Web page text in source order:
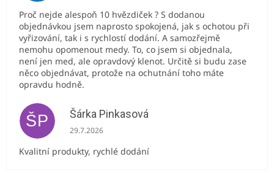
Proč nejde alespoň 10 hvězdiček ? S dodanou
objednávkou jsem naprosto spokojená, jak s ochotou při
vyřizování, tak i s rychlostí dodání. A samozřejmě
nemohu opomenout medy. To, co jsem si objednala,
není jen med, ale opravdový klenot. Určitě si budu zase
něco objednávat, protože na ochutnání toho máte
opravdu hodně.
ŠP Šárka Pinkasová
Hodnocení obchodu je 5 z 5 hvězdiček.
29.7.2026
Kvalitní produkty, rychlé dodání